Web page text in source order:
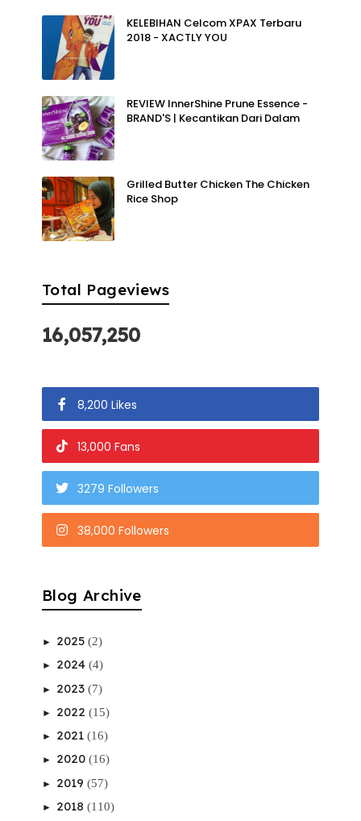
KELEBIHAN Celcom XPAX Terbaru
2018 - XACTLY YOU
REVIEW InnerShine Prune Essence -
BRAND'S | Kecantikan Dari Dalam
Grilled Butter Chicken The Chicken
Rice Shop
Total Pageviews
16,057,250
8,200 Likes
13,000 Fans
3279 Followers
38,000 Followers
Blog Archive
► 2025 (2)
► 2024 (4)
► 2023 (7)
► 2022 (15)
► 2021 (16)
► 2020 (16)
► 2019 (57)
► 2018 (110)